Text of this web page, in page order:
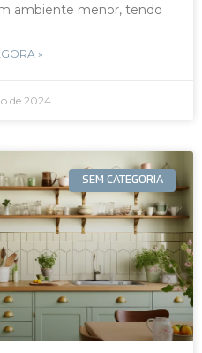
ambiente menor, tendo
»
de 2024
SEM CATEGORIA